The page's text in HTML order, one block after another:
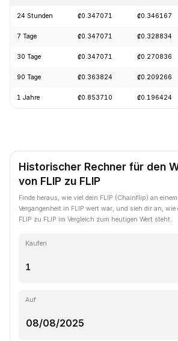
24 Stunden ₡0.347071 ₡0.346167
7 Tage ₡0.347071 ₡0.328834
30 Tage ₡0.347071 ₡0.270836
90 Tage ₡0.363824 ₡0.209266
1 Jahre ₡0.853710 ₡0.196424
Historischer Rechner für den
von FLIP zu FLIP
Finde heraus, wie viel dein FLIP (Chainflip) an
Vergangenheit in FLIP wert war, und sieh dir an, wie
FLIP zu FLIP im Vergleich zum heutigen Wert steht.
Kaufen
Auf